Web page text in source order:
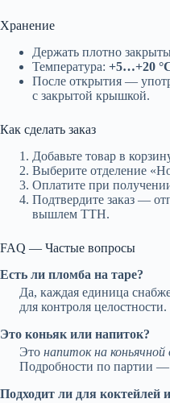
Хранение
Держать плотно
Температура: +5…+20
После открытия —
с закрытой крышкой.
Как сделать заказ
Добавьте товар в
Выберите отделение
Оплатите при
Подтвердите заказ —
вышлем ТТН.
FAQ — Частые вопросы
Есть ли пломба на таре?
Да, каждая единица
для контроля целостности.
Это коньяк или напиток?
Это напиток на коньячной
Подробности по партии —
Подходит ли для коктейлей